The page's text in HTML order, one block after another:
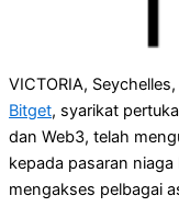
VICTORIA,
Bitget, syarikat
dan Web3, telah
kepada pasaran
mengakses pelbagai